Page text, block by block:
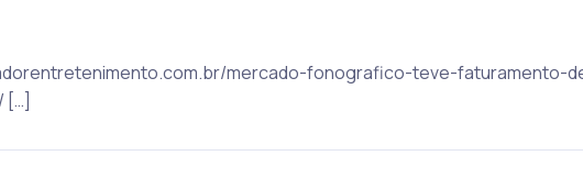
mercado-fonografico-teve-faturamento-
[…]